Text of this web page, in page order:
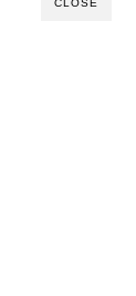
CLOSE